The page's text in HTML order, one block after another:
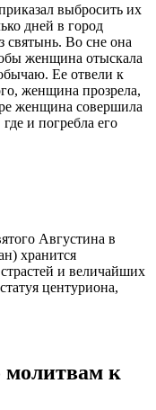
выбросить их
дней в город
святынь. Во сне она
женщина отыскала
Ее отвели к
о, женщина прозрела,
женщина совершила
и погребла его
Августина в
хранится
и величайших
центуриона,
молитвам к